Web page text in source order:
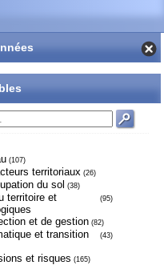
(107)
territoriaux (26)
du sol (38)
territoire et
(95)
et de gestion (82)
et transition
(43)
et risques (165)